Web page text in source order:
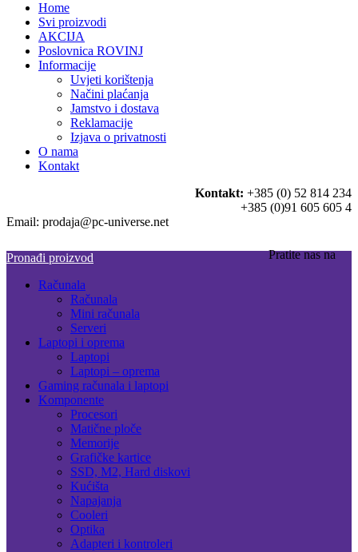
Home
Svi proizvodi
AKCIJA
Poslovnica ROVINJ
Informacije
Uvjeti korištenja
Načini plaćanja
Jamstvo i dostava
Reklamacije
Izjava o privatnosti
O nama
Kontakt
Kontakt: +385 (0) 52 814 234
+385 (0)91 605 605 4
Email: prodaja@pc-universe.net
Pratite nas na
Pronađi proizvod
Računala
Računala
Mini računala
Serveri
Laptopi i oprema
Laptopi
Laptopi – oprema
Gaming računala i laptopi
Komponente
Procesori
Matične ploče
Memorije
Grafičke kartice
SSD, M2, Hard diskovi
Kućišta
Napajanja
Cooleri
Optika
Adapteri i kontroleri